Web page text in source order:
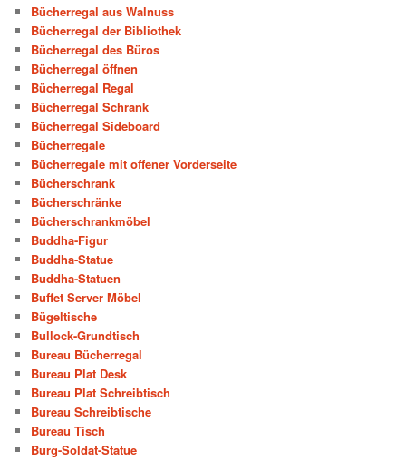
Bücherregal aus Walnuss
Bücherregal der Bibliothek
Bücherregal des Büros
Bücherregal öffnen
Bücherregal Regal
Bücherregal Schrank
Bücherregal Sideboard
Bücherregale
Bücherregale mit offener Vorderseite
Bücherschrank
Bücherschränke
Bücherschrankmöbel
Buddha-Figur
Buddha-Statue
Buddha-Statuen
Buffet Server Möbel
Bügeltische
Bullock-Grundtisch
Bureau Bücherregal
Bureau Plat Desk
Bureau Plat Schreibtisch
Bureau Schreibtische
Bureau Tisch
Burg-Soldat-Statue